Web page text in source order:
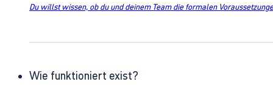
Du willst wissen, ob du und deinem Team die formalen
Wie funktioniert exist?